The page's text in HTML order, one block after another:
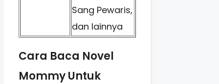
Sang Pewaris,
dan lainnya
Cara Baca Novel
Mommy Untuk